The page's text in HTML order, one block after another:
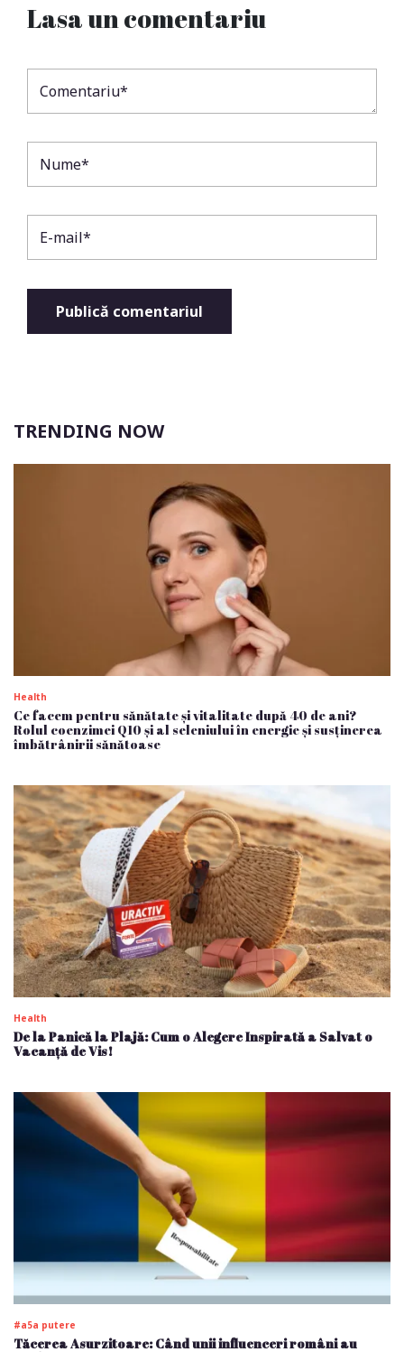
Lasa un comentariu
TRENDING NOW
Health
Ce facem pentru sănătate și vitalitate după 40 de ani?
Rolul coenzimei Q10 și al seleniului în energie și susținerea
îmbătrânirii sănătoase
Health
De la Panică la Plajă: Cum o Alegere Inspirată a Salvat o
Vacanță de Vis!
#a5a putere
Tăcerea Asurzitoare: Când unii influenceri români au